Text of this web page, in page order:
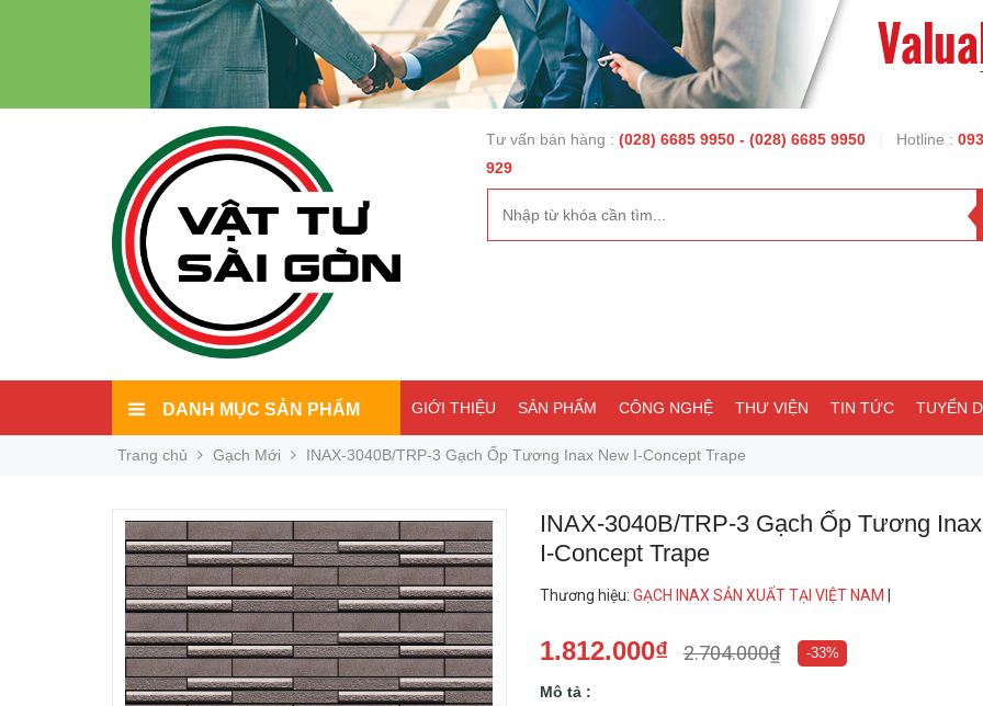
Tư vấn bán hàng : (028) 6685 9950 - (028) 6685 9950 Hotline :
929
DANH MỤC SẢN PHẨM GIỚI THIỆU SẢN PHẨM CÔNG NGHỆ THƯ VIỆN TIN TỨC TUYỂN
Trang chủ Gạch Mới INAX-3040B/TRP-3 Gạch Ốp Tương Inax New I-Concept Trape
INAX-3040B/TRP-3 Gạch Ốp Tương
I-Concept Trape
Thương hiệu: GẠCH INAX SẢN XUẤT TẠI VIỆT NAM
1.812.000₫ 2.704.000₫ -33%
Mô tả :